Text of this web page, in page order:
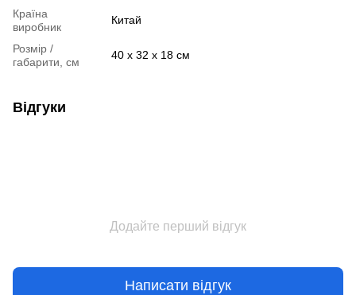
Країна
виробник
Китай
Розмір /
габарити, см
40 х 32 х 18 см
Відгуки
Додайте перший відгук
Написати відгук